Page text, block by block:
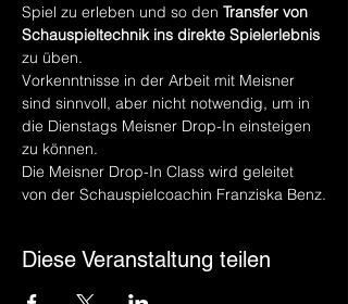
Spiel zu erleben und so den Transfer von
Schauspieltechnik ins direkte Spielerlebnis
zu üben.
Vorkenntnisse in der Arbeit mit Meisner
sind sinnvoll, aber nicht notwendig, um in
die Dienstags Meisner Drop-In einsteigen
zu können.
Die Meisner Drop-In Class wird geleitet
von der Schauspielcoachin Franziska Benz.
Diese Veranstaltung teilen